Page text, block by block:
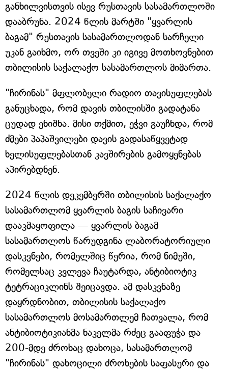
განხილვისთვის ისევ რუსთავის სასამართლოში
დააბრუნა. 2024 წლის მარტში "ყვარლის
ბაგამ" რუსთავის სასამართლოდან სარჩელი
უკან გაიხმო, ორ თვეში კი იგივე მოთხოვნებით
თბილისის საქალაქო სასამართლოს მიმართა.
"ჩირინას" მფლობელი რადიო თავისუფლებას
განუცხადა, რომ დავის თბილისში გადატანა
ცუდად ენიშნა. მისი თქმით, ეჭვი გაუჩნდა, რომ
ძმები პაპაშვილები დავის გადასაწყვეტად
ხელისუფლებასთან კავშირების გამოყენებას
აპირებდნენ.
2024 წლის დეკემბერში თბილისის საქალაქო
სასამართლომ ყვარლის ბაგის საჩივარი
დააკმაყოფილა — ყვარლის ბაგამ
სასამართლოს წარუდგინა ლაბორატორიული
დასკვნები, რომელშიც წერია, რომ ნიმუში,
რომელსაც კვლევა ჩაუტარდა, ანტიბიოტიკ
ტეტრაციკლინს შეიცავდა. ამ დასკვნაზე
დაყრდნობით, თბილისის საქალაქო
სასამართლოს მოსამართლემ ჩათვალა, რომ
ანტიბიოტიკიანმა ნაკელმა რძეც გააფუჭა და
200-მდე ძროხაც დახოცა, სასამართლომ
"ჩირინას" დახოცილი ძროხების საფასური და